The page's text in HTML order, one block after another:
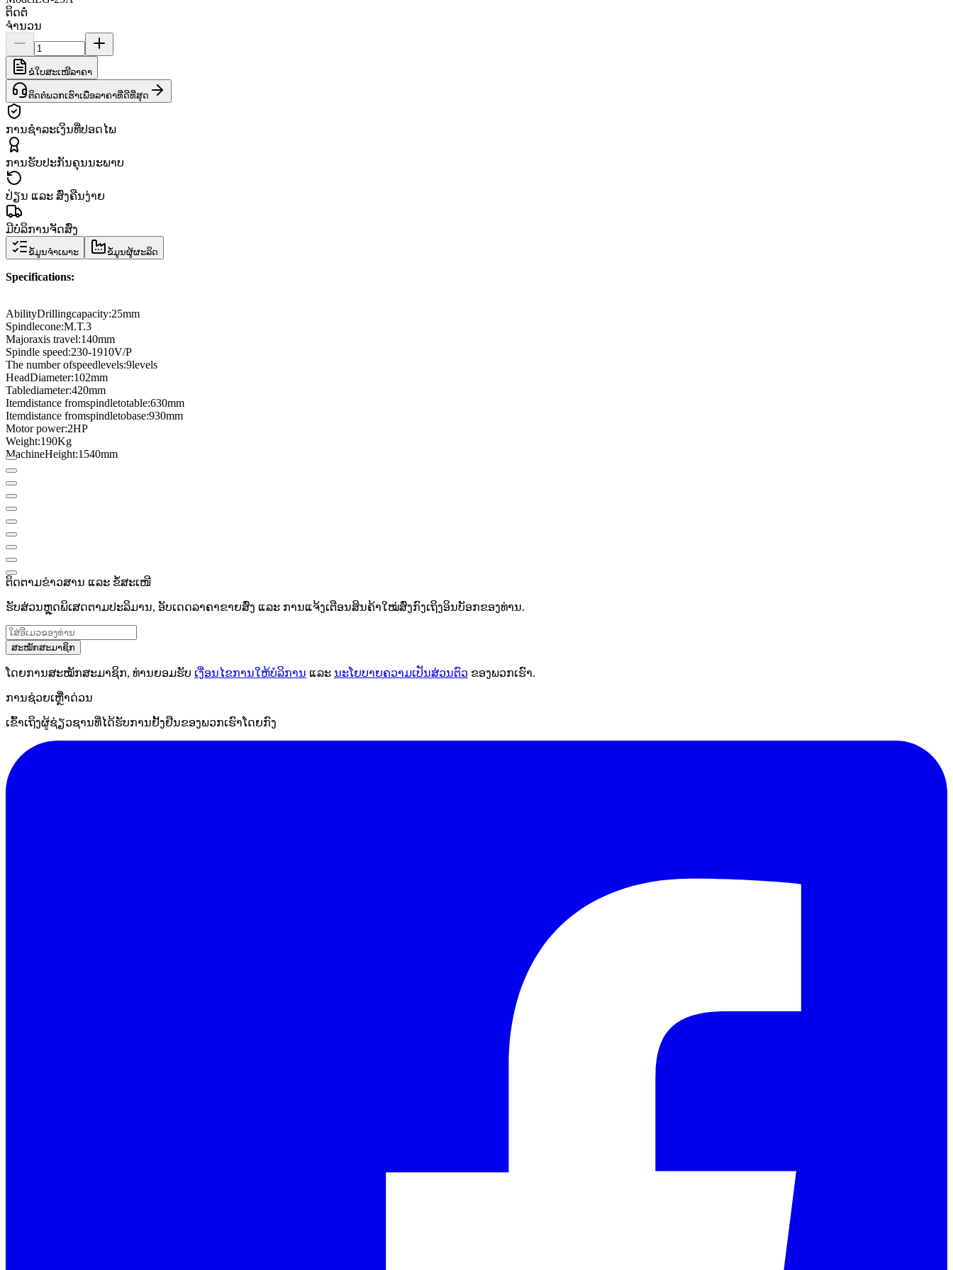
ຕິດຕໍ່
ຈຳນວນ
ຂໍໃບສະເໜີລາຄາ
ຕິດຕໍ່ພວກເຮົາເພື່ອລາຄາທີ່ດີທີ່ສຸດ
ການຊຳລະເງິນທີ່ປອດໄພ
ການຮັບປະກັນຄຸນນະພາບ
ປ່ຽນ ແລະ ສົ່ງຄືນງ່າຍ
ມີບໍລິການຈັດສົ່ງ
ຂໍ້ມູນຈຳເພາະ ຂໍ້ມູນຜູ້ຜະລິດ
Specifications:
AbilityDrillingcapacity:25mm
Spindlecone:M.T.3
Majoraxis travel:140mm
Spindle speed:230-1910V/P
The number ofspeedlevels:9levels
HeadDiameter:102mm
Tablediameter:420mm
Itemdistance fromspindletotable:630mm
Itemdistance fromspindletobase:930mm
Motor power:2HP
Weight:190Kg
MachineHeight:1540mm
ຕິດຕາມຂ່າວສານ ແລະ ຂໍ້ສະເໜີ
ຮັບສ່ວນຫຼຸດພິເສດຕາມປະລິມານ, ອັບເດດລາຄາຂາຍສົ່ງ ແລະ ການແຈ້ງເຕືອນສິນຄ້າໃໝ່ສົ່ງກົງເຖິງອິນບັອກຂອງທ່ານ.
ສະໝັກສະມາຊິກ
ໂດຍການສະໝັກສະມາຊິກ, ທ່ານຍອມຮັບ ເງື່ອນໄຂການໃຫ້ບໍລິການ ແລະ ນະໂຍບາຍຄວາມເປັນສ່ວນຕົວ ຂອງພວກເຮົາ.
ການຊ່ວຍເຫຼືໍາດ່ວນ
ເຂົ້າເຖິງຜູ້ຊ່ຽວຊານທີ່ໄດ້ຮັບການຢັ້ງຢືນຂອງພວກເຮົາໂດຍກົງ